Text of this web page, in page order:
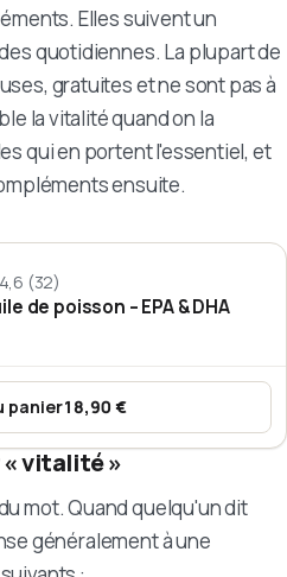
Elles suivent un
quotidiennes. La plupart de
gratuites et ne sont pas à
la vitalité quand on la
qui en portent l'essentiel, et
ensuite.
4,6 (32)
de poisson – EPA & DHA
panier18,90 €
:Oméga-3 huile de poisson –
« vitalité »
mot. Quand quelqu'un dit
généralement à une